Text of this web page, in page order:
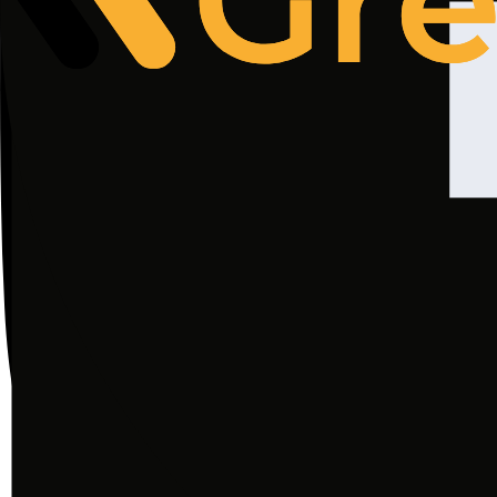
Ograniczenie stosowania plików Cookies
W Serwisie wykorzystywane są także
jej efektów. Niniejsza Polityka Prywatności
Administrator zastrzega sobie prawo
Administrator powierza przetwarzanie